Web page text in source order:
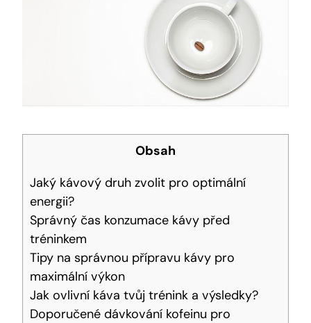
Obsah
Jaký kávový druh zvolit pro ⁣optimální‌
energii?
Správný ⁣čas konzumace kávy před
tréninkem
Tipy na správnou přípravu ‍kávy pro
maximální výkon
Jak ovlivní káva tvůj trénink a ‌výsledky?
Doporučené‌ dávkování kofeinu pro